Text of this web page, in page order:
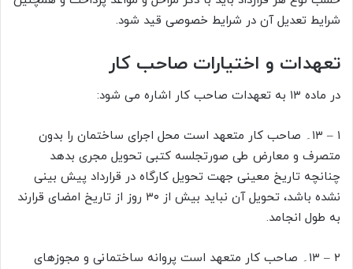
شرایط تعدیل آن در شرایط خصوصی قید شود.
تعهدات و اختیارات صاحب کار
در ماده ۱۳ به تعهدات صاحب کار اشاره می شود:
۱ – ۱۳۔ صاحب کار متعهد است محل اجرای ساختمان را بدون
متصرف و معارض طی صورتجلسه کتبی تحویل مجری بدهد
چنانچه تاریخ معینی جهت تحویل کارگاه در قرارداد پیش بینی
نشده باشد، تحویل آن نباید بیش از ۳۰ روز از تاریخ امضای قرارند
به طول انجامد.
۲ – ۱۳۔ صاحب کار متعهد است پروانه ساختمانی و مجوزهای